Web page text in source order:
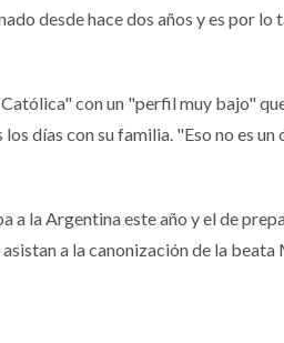
desde hace dos años y es por lo
con un "perfil muy bajo"
días con su familia. "Eso no es
a la Argentina este año y el de
a la canonización de la beata